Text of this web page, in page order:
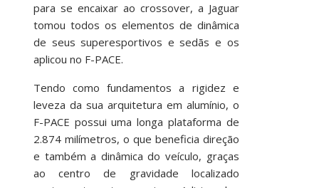
para se encaixar ao crossover, a Jaguar
tomou todos os elementos de dinâmica
de seus superesportivos e sedãs e os
aplicou no F-PACE.
Tendo como fundamentos a rigidez e
leveza da sua arquitetura em alumínio, o
F-PACE possui uma longa plataforma de
2.874 milímetros, o que beneficia direção
e também a dinâmica do veículo, graças
ao centro de gravidade localizado